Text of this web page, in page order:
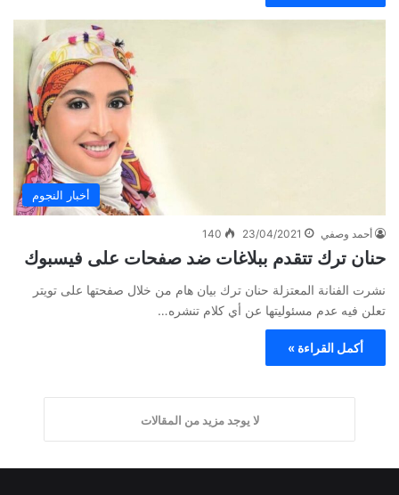
أخبار النجوم
أحمد وصفي 23/04/2021
140
حنان ترك تتقدم ببلاغات ضد صفحات على فيسبوك
نشرت الفنانة المعتزلة حنان ترك بيان هام من خلال صفحتها على تويتر
تعلن فيه عدم مسئوليتها عن أي كلام تنشره…
أكمل القراءة »
لا يوجد مزيد من المقالات